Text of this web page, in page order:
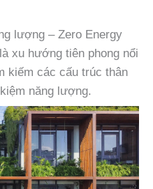
lượng – Zero Energy
xu hướng tiên phong nổi
kiếm các cấu trúc thân
năng lượng.